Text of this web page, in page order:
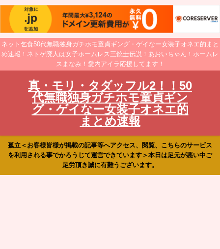
ネット乞食50代無職独身ガチホモ童貞ギング・ゲイなー女装子オネエ的まと
め速報！ネトゲ廃人は女子ホームレス三銃士伝説！あおいちゃん！ホームレ
スまなみ！愛内アイラ応援してます！
真・モリ・タダッフル2！！50
代無職独身ガチホモ童貞ギン
グ・ゲイなー女装子オネエ的
まとめ速報
孤立＜お客様皆様が掲載の記事等へアクセス、閲覧、こちらのサービス
を利用される事でかろうじて運営できています＞本日は足元が悪い中ご
足労頂き誠に有難うございます。